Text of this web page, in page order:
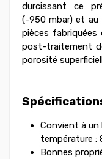
durcissant ce
(-950 mbar) et au
pièces
post-traitement
porosité
Convient à un
température :
Bonnes